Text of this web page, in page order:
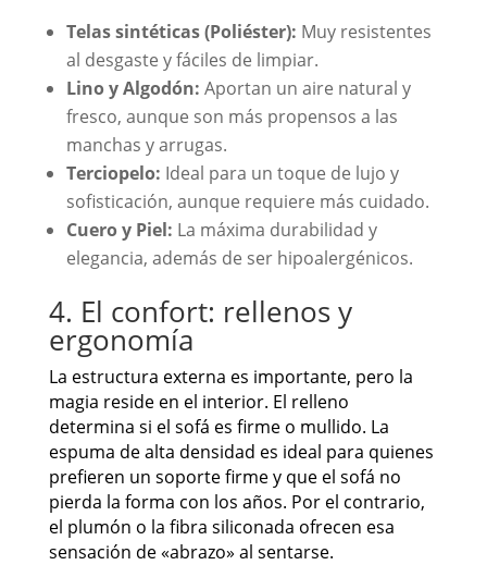
Telas sintéticas (Poliéster): Muy resistentes
al desgaste y fáciles de limpiar.
Lino y Algodón: Aportan un aire natural y
fresco, aunque son más propensos a las
manchas y arrugas.
Terciopelo: Ideal para un toque de lujo y
sofisticación, aunque requiere más cuidado.
Cuero y Piel: La máxima durabilidad y
elegancia, además de ser hipoalergénicos.
4. El confort: rellenos y
ergonomía
La estructura externa es importante, pero la
magia reside en el interior. El relleno
determina si el sofá es firme o mullido. La
espuma de alta densidad es ideal para quienes
prefieren un soporte firme y que el sofá no
pierda la forma con los años. Por el contrario,
el plumón o la fibra siliconada ofrecen esa
sensación de «abrazo» al sentarse.